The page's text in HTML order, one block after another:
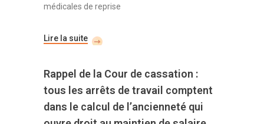
médicales de reprise
Lire la suite
Rappel de la Cour de cassation :
tous les arrêts de travail comptent
dans le calcul de l’ancienneté qui